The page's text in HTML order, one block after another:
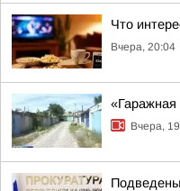
Что
Вчера, 20:04
«Гаражная
Вчера,
Подведены